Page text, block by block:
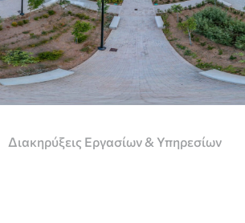
Διακηρύξεις Εργασίων & Υπηρεσίων